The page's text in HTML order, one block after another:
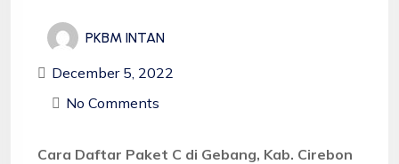
PKBM INTAN
December 5, 2022
No Comments
Cara Daftar Paket C di Gebang, Kab. Cirebon